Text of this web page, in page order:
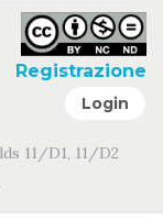
Registrazione
Login
11/D1, 11/D2